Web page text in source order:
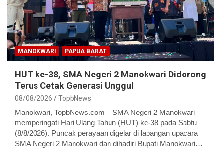
MANOKWARI PAPUA BARAT
HUT ke-38, SMA Negeri 2 Manokwari Didorong
Terus Cetak Generasi Unggul
08/08/2026 TopbNews
Manokwari, TopbNews.com – SMA Negeri 2 Manokwari
memperingati Hari Ulang Tahun (HUT) ke-38 pada Sabtu
(8/8/2026). Puncak perayaan digelar di lapangan upacara
SMA Negeri 2 Manokwari dan dihadiri Bupati Manokwari…